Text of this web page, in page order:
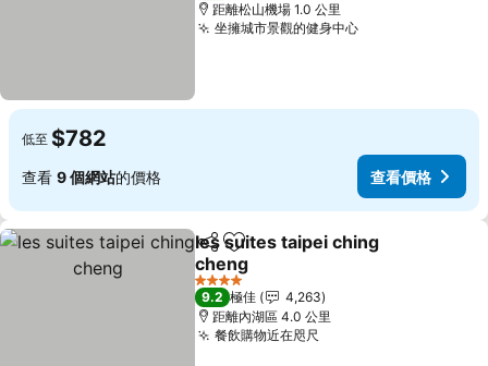
距離松山機場 1.0 公里
坐擁城市景觀的健身中心查看價格
低至 $782
查看 9 個網站的價格 查看價格
分享 放到收藏夾
les suites taipei ching
cheng
查看價格
4 星級
9.2 極佳
4,263
距離內湖區 4.0 公里
餐飲購物近在咫尺查看價格